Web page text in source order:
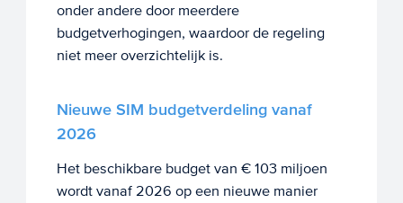
onder andere door meerdere
budgetverhogingen, waardoor de regeling
niet meer overzichtelijk is.
Nieuwe SIM budgetverdeling vanaf
2026
Het beschikbare budget van € 103 miljoen
wordt vanaf 2026 op een nieuwe manier